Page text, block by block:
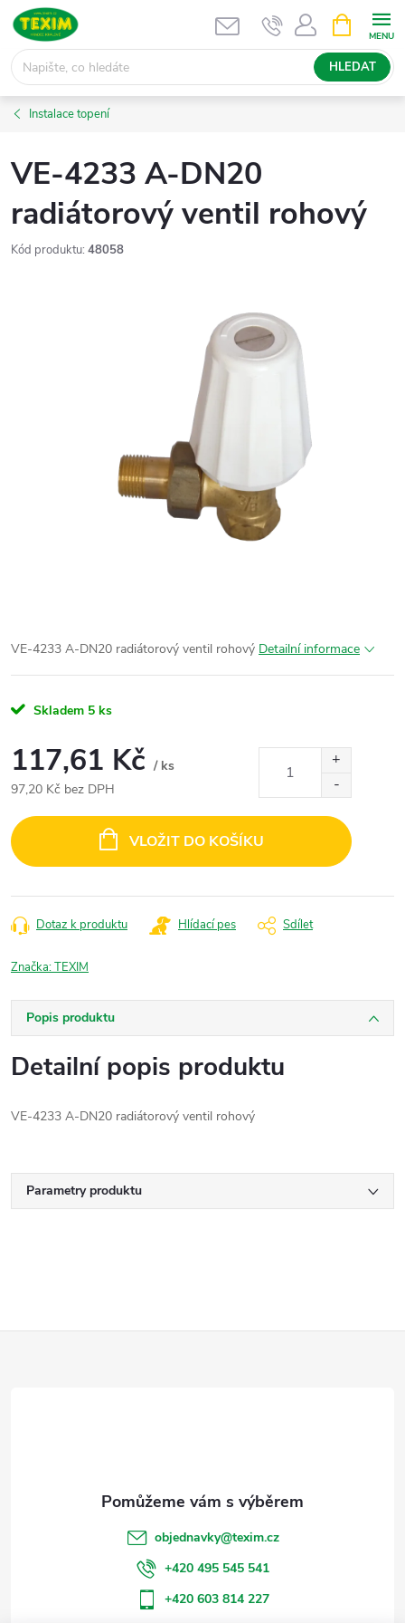
Přejít
obsah
HLEDAT
NÁKUPNÍ
KOŠÍK
Instalace topení
VE-4233 A-DN20
radiátorový ventil rohový
Kód produktu: 48058
VE-4233 A-DN20 radiátorový ventil rohový Detailní informace
Skladem 5 ks
117,61 Kč / ks
97,20 Kč bez DPH
cena:
VLOŽIT DO KOŠÍKU
Dotaz k produktu Hlídací pes Sdílet
Značka:TEXIM
Popis produktu
Detailní popis produktu
VE-4233 A-DN20 radiátorový ventil rohový
Parametry produktu
objednavky@texim.cz
+420 495 545 541
+420 603 814 227